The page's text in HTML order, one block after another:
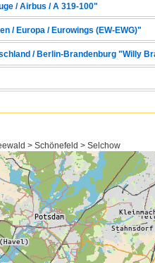
/ Airbus / A 319-100"
/ Europa / Eurowings (EW-EWG)"
/ Berlin-Brandenburg "Willy
> Schönefeld > Selchow